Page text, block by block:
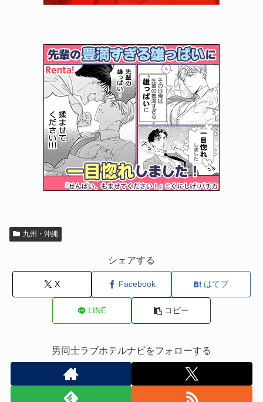
九州・沖縄
シェアする
X Facebook はてブ
LINE コピー
男同士ラブホテルナビをフォローする